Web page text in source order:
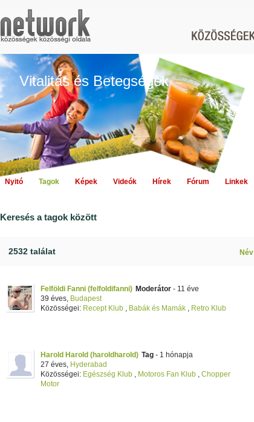
Vitalitás és Betegségek
Nyitó Tagok Képek Videók Hírek Fórum Linkek
Keresés a tagok között
2532 találat Név
Felföldi Fanni (felfoldifanni) Moderátor - 11 éve
39 éves, Budapest
Közösségei: Recept Klub , Babák és Mamák , Retro Klub
Harold Harold (haroldharold) Tag - 1 hónapja
27 éves, Hyderabad
Közösségei: Egészség Klub , Motoros Fan Klub , Chopper
Motor